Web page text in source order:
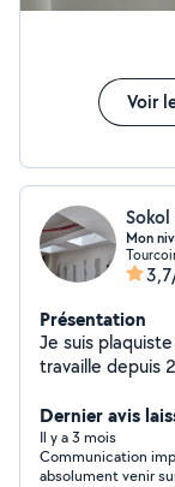
Voir
Sokol
Mon
Présentation
Je suis plaquiste et enduiseur et peintre maconeri je
travaille depuis 25ans je suis spécialiste pour . Placo
contacter
Dernier avis
Il y a 3 mois
Communication
absolument venir